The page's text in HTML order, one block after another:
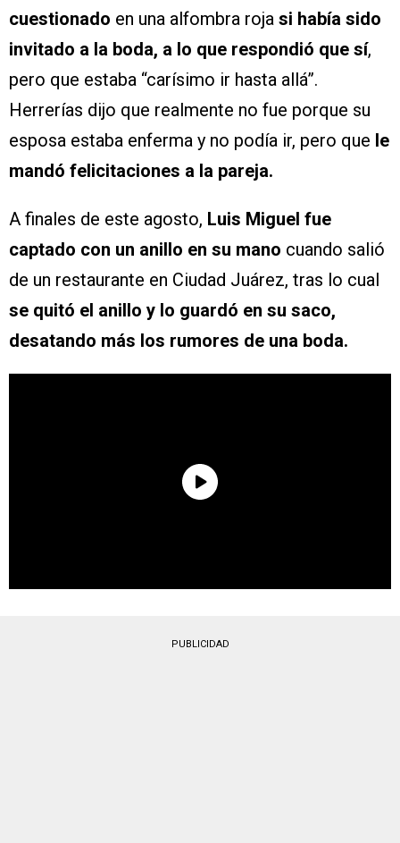
cuestionado en una alfombra roja si había sido
invitado a la boda, a lo que respondió que sí,
pero que estaba “carísimo ir hasta allá”.
Herrerías dijo que realmente no fue porque su
esposa estaba enferma y no podía ir, pero que le
mandó felicitaciones a la pareja.
A finales de este agosto, Luis Miguel fue
captado con un anillo en su mano cuando salió
de un restaurante en Ciudad Juárez, tras lo cual
se quitó el anillo y lo guardó en su saco,
desatando más los rumores de una boda.
PUBLICIDAD